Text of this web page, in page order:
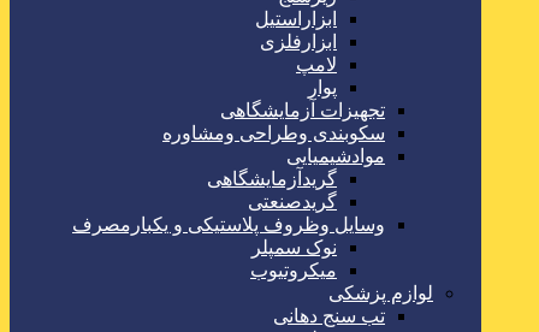
ابزاراستیل
ابزارفلزی
لامپ
پوار
تجهیزات آزمایشگاهی
سکوبندی وطراحی ومشاوره
موادشیمیایی
گریدآزمایشگاهی
گریدصنعتی
وسایل وظروف پلاستیکی و یکبارمصرف
نوک سمپلر
میکروتیوب
لوازم پزشکی
تب سنج دهانی